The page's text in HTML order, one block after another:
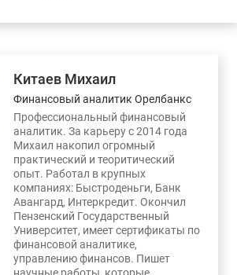
Китаев Михаил
Финансовый аналитик Орелбанкс
Профессиональный финансовый
аналитик. За карьеру с 2014 года
Михаил накопил огромный
практический и теоритический
опыт. Работал в крупных
компаниях: Быстроденьги, Банк
Авангард, Интеркредит. Окончил
Пензенский Государственный
Университет, имеет сертификаты по
финансовой аналитике,
управлению финансов. Пишет